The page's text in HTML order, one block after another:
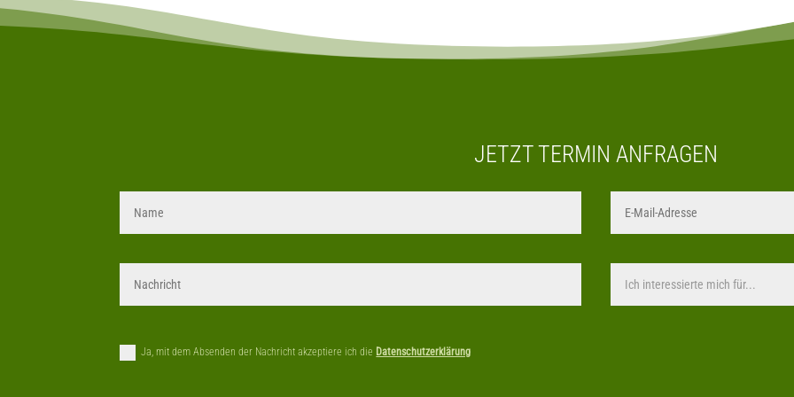
JETZT TERMIN ANFRAGEN
Ja, mit dem Absenden der Nachricht akzeptiere ich die Datenschutzerklärung